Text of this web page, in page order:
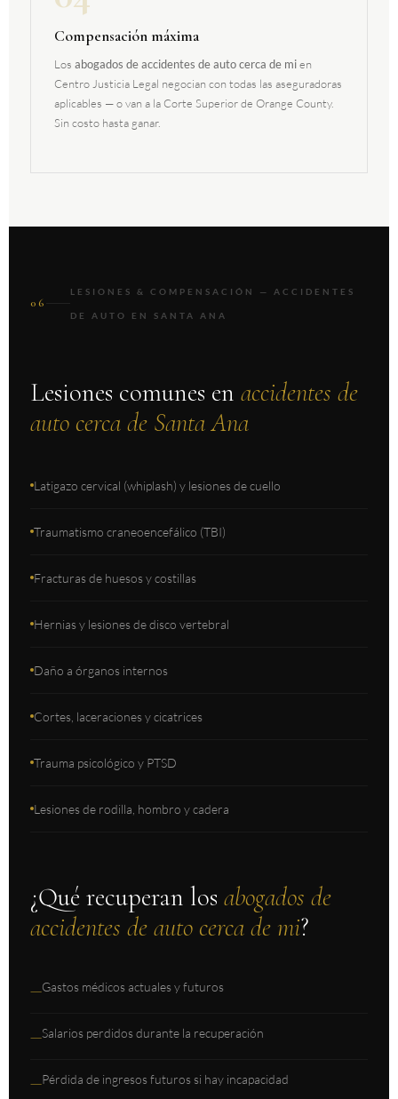
Compensación máxima
Los abogados de accidentes de auto cerca de mien
Centro Justicia Legal negocian con todas las aseguradoras
aplicables — o van a la Corte Superior de Orange County.
Sin costo hasta ganar.
06
LESIONES & COMPENSACIÓN — ACCIDENTES
DE AUTO EN SANTA ANA
Lesiones comunes en accidentes de
auto cerca de Santa Ana
Latigazo cervical (whiplash) y lesiones de cuello
Traumatismo craneoencefálico (TBI)
Fracturas de huesos y costillas
Hernias y lesiones de disco vertebral
Daño a órganos internos
Cortes, laceraciones y cicatrices
Trauma psicológico y PTSD
Lesiones de rodilla, hombro y cadera
¿Qué recuperan los abogados de
accidentes de auto cerca de mi?
—Gastos médicos actuales y futuros
—Salarios perdidos durante la recuperación
—Pérdida de ingresos futuros si hay incapacidad